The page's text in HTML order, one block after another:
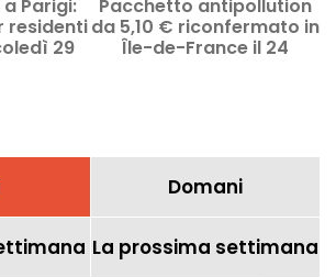
Parigi:
residenti
29
Pacchetto antipollution
da 5,10 € riconfermato in
Île-de-France il 24
Domani
La prossima settimana